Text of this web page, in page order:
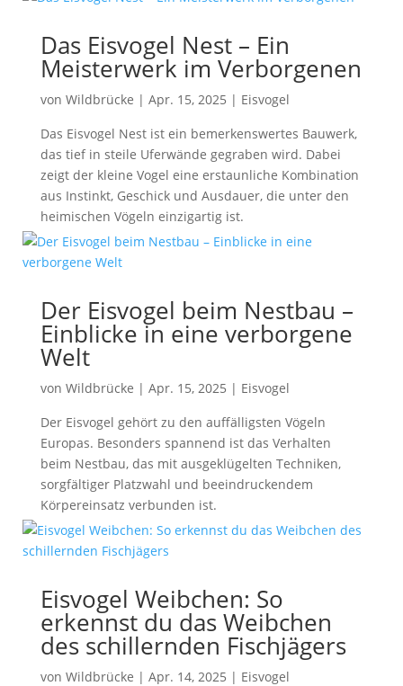
Das Eisvogel Nest – Ein
Meisterwerk im Verborgenen
von Wildbrücke | Apr. 15, 2025 | Eisvogel
Das Eisvogel Nest ist ein bemerkenswertes Bauwerk,
das tief in steile Uferwände gegraben wird. Dabei
zeigt der kleine Vogel eine erstaunliche Kombination
aus Instinkt, Geschick und Ausdauer, die unter den
heimischen Vögeln einzigartig ist.
Der Eisvogel beim Nestbau –
Einblicke in eine verborgene
Welt
von Wildbrücke | Apr. 15, 2025 | Eisvogel
Der Eisvogel gehört zu den auffälligsten Vögeln
Europas. Besonders spannend ist das Verhalten
beim Nestbau, das mit ausgeklügelten Techniken,
sorgfältiger Platzwahl und beeindruckendem
Körpereinsatz verbunden ist.
Eisvogel Weibchen: So
erkennst du das Weibchen
des schillernden Fischjägers
von Wildbrücke | Apr. 14, 2025 | Eisvogel